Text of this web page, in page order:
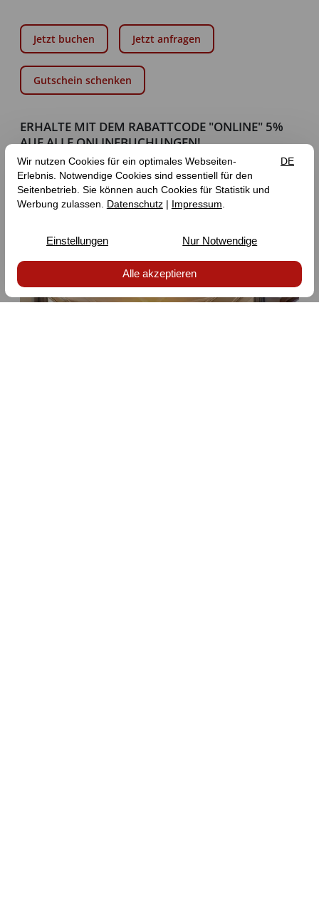
Jetzt buchen Jetzt anfragen
Gutschein schenken
ERHALTE MIT DEM RABATTCODE "ONLINE" 5%
AUF ALLE ONLINEBUCHUNGEN!
Unsere Zimmerpreise verstehen sich als „ab“-Preise und
richten sich nach Verfügbarkeit, Auslastung und Saison.
Die Tourismusabgabe der Gemeinde Zeltingen-Rachtig
Übernachtungspreises zzgl. der gesetzlichen MwSt.,
nähere Informationenhier.